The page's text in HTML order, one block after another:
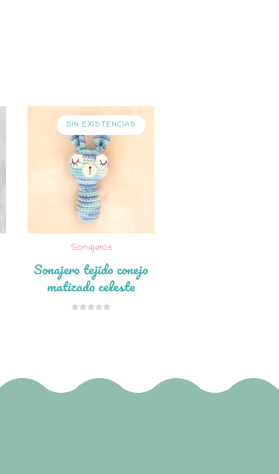
SIN EXISTENCIAS
Sonajeros
Sonajero tejido conejo
matizado celeste